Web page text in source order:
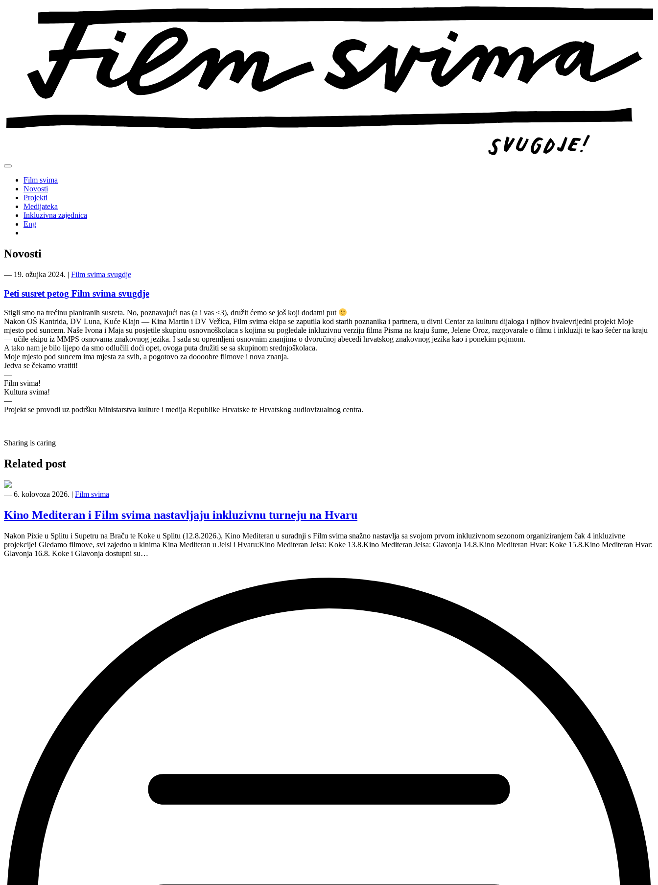
Film svima
Novosti
Projekti
Medijateka
Inkluzivna zajednica
Eng
Novosti
― 19. ožujka 2024. | Film svima svugdje
Peti susret petog Film svima svugdje
Stigli smo na trećinu planiranih susreta. No, poznavajući nas (a i vas <3), družit ćemo se još koji dodatni put
Nakon OŠ Kantrida, DV Luna, Kuće Klajn — Kina Martin i DV Vežica, Film svima ekipa se zaputila kod starih poznanika i partnera, u divni Centar za kulturu dijaloga i njihov hvalevrijedni projekt Moje
mjesto pod suncem. Naše Ivona i Maja su posjetile skupinu osnovnoškolaca s kojima su pogledale inkluzivnu verziju filma Pisma na kraju šume, Jelene Oroz, razgovarale o filmu i inkluziji te kao šećer na kraju
— učile ekipu iz MMPS osnovama znakovnog jezika. I sada su opremljeni osnovnim znanjima o dvoručnoj abecedi hrvatskog znakovnog jezika kao i ponekim pojmom.
A tako nam je bilo lijepo da smo odlučili doći opet, ovoga puta družiti se sa skupinom srednjoškolaca.
Moje mjesto pod suncem ima mjesta za svih, a pogotovo za doooobre filmove i nova znanja.
Jedva se čekamo vratiti!
—
Film svima!
Kultura svima!
—
Projekt se provodi uz podršku Ministarstva kulture i medija Republike Hrvatske te Hrvatskog audiovizualnog centra.
Sharing is caring
Related post
― 6. kolovoza 2026. | Film svima
Kino Mediteran i Film svima nastavljaju inkluzivnu turneju na Hvaru
Nakon Pixie u Splitu i Supetru na Braču te Koke u Splitu (12.8.2026.), Kino Mediteran u suradnji s Film svima snažno nastavlja sa svojom prvom inkluzivnom sezonom organiziranjem čak 4 inkluzivne
projekcije! Gledamo filmove, svi zajedno u kinima Kina Mediteran u Jelsi i Hvaru:Kino Mediteran Jelsa: Koke 13.8.Kino Mediteran Jelsa: Glavonja 14.8.Kino Mediteran Hvar: Koke 15.8.Kino Mediteran Hvar:
Glavonja 16.8. Koke i Glavonja dostupni su…